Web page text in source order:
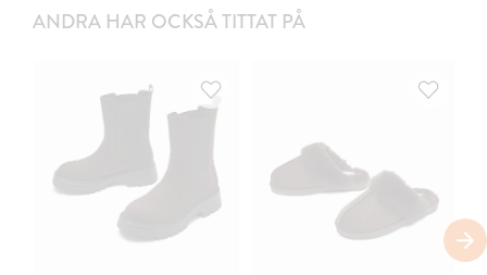
ANDRA HAR OCKSÅ TITTAT PÅ